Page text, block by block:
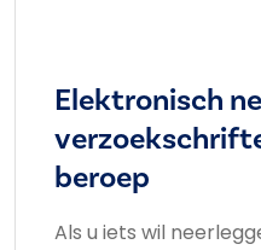
Elektronisch
beroep
Als u iets wil